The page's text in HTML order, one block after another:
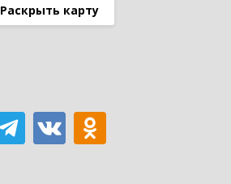
Раскрыть карту